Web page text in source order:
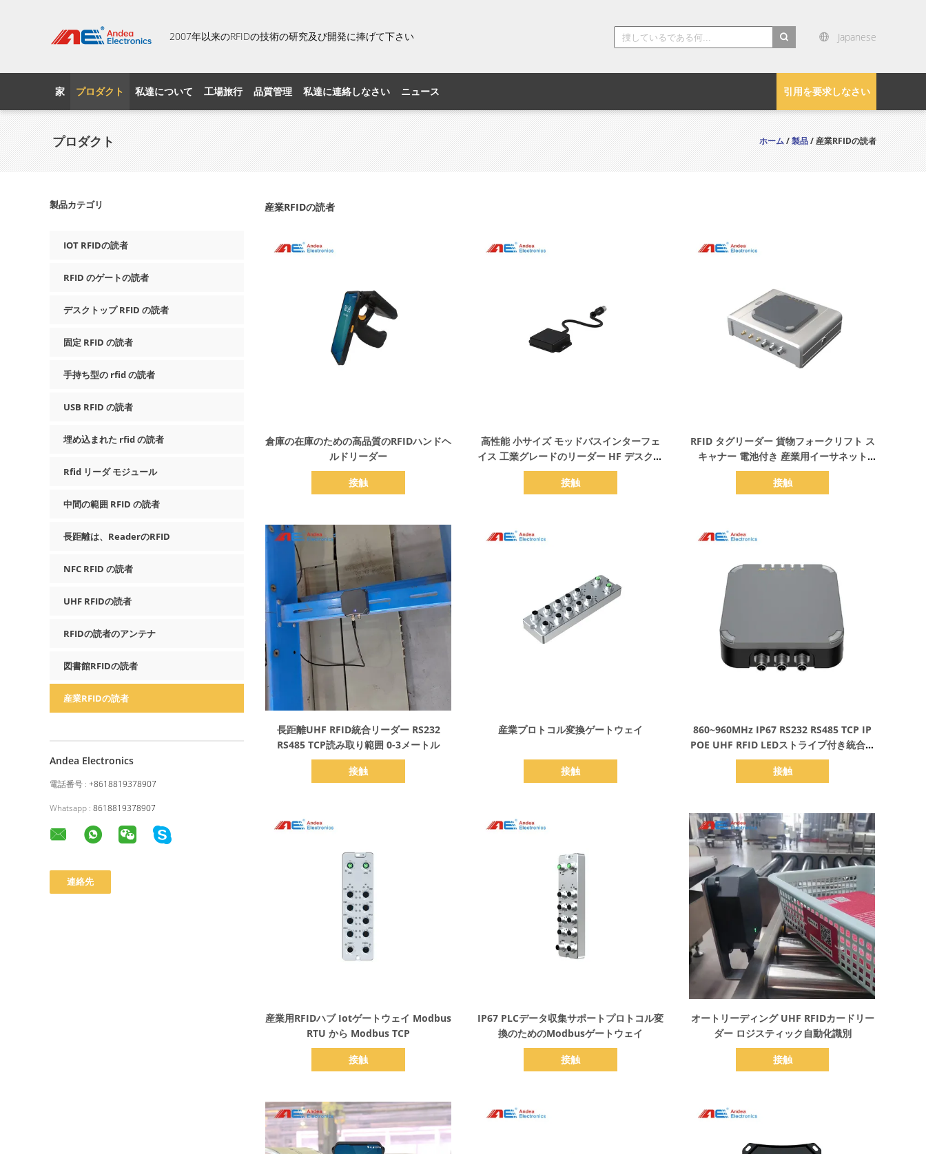
2007年以来のRFIDの技術の研究及び開発に捧げて下さい
Japanese
引用を要求しなさい
家 プロダクト 私達について 工場旅行 品質管理 私達に連絡しなさい ニュース
プロダクト ホーム/製品/ 産業RFIDの読者
製品カテゴリ
IOT RFIDの読者
RFID のゲートの読者
デスクトップ RFID の読者
固定 RFID の読者
手持ち型の rfid の読者
USB RFID の読者
埋め込まれた rfid の読者
Rfid リーダ モジュール
中間の範囲 RFID の読者
長距離は、ReaderのRFID
NFC RFID の読者
UHF RFIDの読者
RFIDの読者のアンテナ
図書館RFIDの読者
産業RFIDの読者
Andea Electronics
電話番号 : +8618819378907
Whatsapp : 8618819378907
産業RFIDの読者
詳細を表示
倉庫の在庫のための高品質のRFIDハンドヘ
ルドリーダー
接触
高性能 小サイズ モッドバスインターフェ
イス 工業グレードのリーダー HF デスクト
ップリーダー
接触
RFID タグリーダー 貨物フォークリフト ス
キャナー 電池付き 産業用イーサネット
RS485 WIFI 通信と SMA インターフェー
ス
接触
長距離UHF RFID統合リーダー RS232
RS485 TCP読み取り範囲 0-3メートル
接触
詳細を表示
産業プロトコル変換ゲートウェイ
接触
860~960MHz IP67 RS232 RS485 TCP IP
POE UHF RFID LEDストライプ付き統合リ
ーダー
接触
産業用RFIDハブ Iotゲートウェイ Modbus
RTU から Modbus TCP
接触
IP67 PLCデータ収集サポートプロトコル変
換のためのModbusゲートウェイ
接触
オートリーディング UHF RFIDカードリー
ダー ロジスティック自動化識別
接触